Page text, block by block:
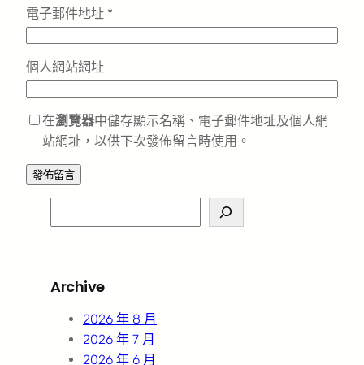
電子郵件地址 *
個人網站網址
在瀏覽器中儲存顯示名稱、電子郵件地址及個人網
站網址，以供下次發佈留言時使用。
e
c
Archive
2026 年 8 月
2026 年 7 月
2026 年 6 月